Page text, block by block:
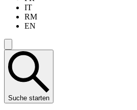
IT
RM
EN
Suche starten